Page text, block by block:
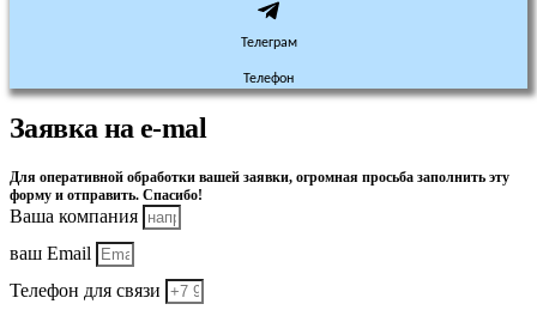
Телеграм
Телефон
Заявка на e-mal
Для оперативной обработки вашей заявки, огромная просьба заполнить эту
форму и отправить. Спасибо!
Ваша компания
ваш Email
Телефон для связи